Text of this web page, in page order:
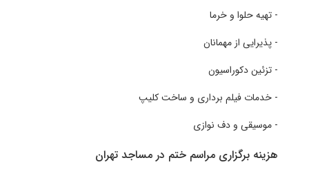
- تهیه حلوا و خرما
- پذیرایی از مهمانان
- تزئین دکوراسیون
- خدمات فیلم برداری و ساخت کلیپ
- موسیقی و دف نوازی
هزینه برگزاری مراسم ختم در مساجد تهران